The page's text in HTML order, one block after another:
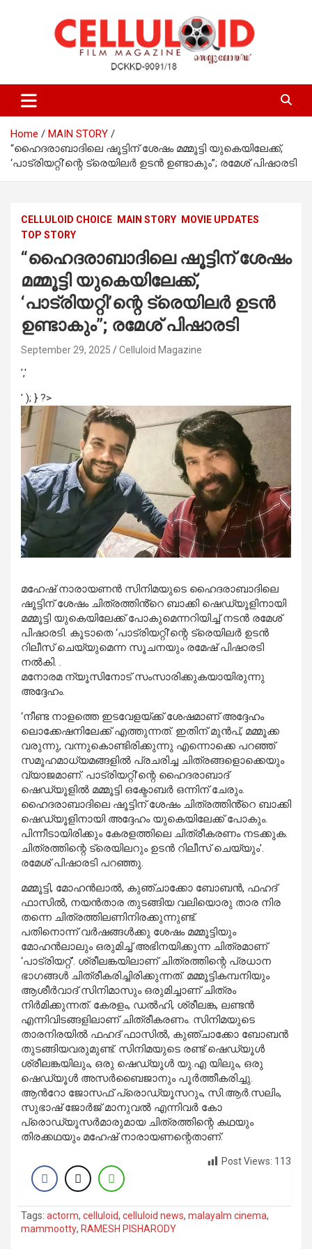
celluloid
Home
MAIN STORY
“ഹൈദരാബാദിലെ ഷൂട്ടിന് ശേഷം മമ്മൂട്ടി യുകെയിലേക്ക്,
‘പാട്രിയറ്റി’ന്റെ ട്രെയിലർ ഉടൻ ഉണ്ടാകും”; രമേശ് പിഷാരടി
CELLULOID CHOICE MAIN STORY
MOVIE UPDATES
TOP STORY
“ഹൈദരാബാദിലെ ഷൂട്ടിന് ശേഷം
മമ്മൂട്ടി യുകെയിലേക്ക്,
‘പാട്രിയറ്റി’ന്റെ ട്രെയിലർ ഉടൻ
ഉണ്ടാകും”; രമേശ് പിഷാരടി
September 29, 2025 Celluloid Magazine
','
' ); } ?>
മഹേഷ് നാരായണൻ സിനിമയുടെ ഹൈദരാബാദിലെ
ഷൂട്ടിന് ശേഷം ചിത്രത്തിൻ്റെ ബാക്കി ഷെഡ്യൂളിനായി
മമ്മൂട്ടി യുകെയിലേക്ക് പോകുമെന്നറിയിച്ച് നടൻ രമേശ്
പിഷാരടി. കൂടാതെ ‘പാട്രിയറ്റി’ന്റെ ട്രെയിലർ ഉടൻ
റിലീസ് ചെയ്യുമെന്ന സൂചനയും രമേഷ് പിഷാരടി
നൽകി. .
മനോരമ ന്യൂസിനോട് സംസാരിക്കുകയായിരുന്നു
അദ്ദേഹം.
‘നീണ്ട നാളത്തെ ഇടവേളയ്ക്ക് ശേഷമാണ് അദ്ദേഹം
ലൊക്കേഷനിലേക്ക് എത്തുന്നത്. ഇതിന് മുൻപ്, മമ്മൂക്ക
വരുന്നു, വന്നുകൊണ്ടിരിക്കുന്നു എന്നൊക്കെ പറഞ്ഞ്
സമൂഹമാധ്യമങ്ങളിൽ പ്രചരിച്ച ചിത്രങ്ങളൊക്കെയും
വ്യാജമാണ്. പാട്രിയറ്റി’ന്റെ ഹൈദരാബാദ്
ഷെഡ്യൂളിൽ മമ്മൂട്ടി ഒക്ടോബർ ഒന്നിന് ചേരും.
ഹൈദരാബാദിലെ ഷൂട്ടിന് ശേഷം ചിത്രത്തിൻ്റെ ബാക്കി
ഷെഡ്യൂളിനായി അദ്ദേഹം യുകെയിലേക്ക് പോകും.
പിന്നീടായിരിക്കും കേരളത്തിലെ ചിത്രീകരണം നടക്കുക.
ചിത്രത്തിന്റെ ട്രെയിലറും ഉടൻ റിലീസ് ചെയ്യും’.
രമേശ് പിഷാരടി പറഞ്ഞു.
മമ്മൂട്ടി, മോഹൻലാൽ, കുഞ്ചാക്കോ ബോബൻ, ഫഹദ്
ഫാസിൽ, നയൻതാര തുടങ്ങിയ വലിയൊരു താര നിര
തന്നെ ചിത്രത്തിലണിനിരക്കുന്നുണ്ട്.
പതിനൊന്ന് വർഷങ്ങൾക്കു ശേഷം മമ്മൂട്ടിയും
മോഹൻലാലും ഒരുമിച്ച് അഭിനയിക്കുന്ന ചിത്രമാണ്
‘പാട്രിയറ്റ്’. ശ്രീലങ്കയിലാണ് ചിത്രത്തിന്റെ പ്രധാന
ഭാഗങ്ങൾ ചിത്രീകരിച്ചിരിക്കുന്നത്. മമ്മൂട്ടികമ്പനിയും
ആശീർവാദ് സിനിമാസും ഒരുമിച്ചാണ് ചിത്രം
നിർമിക്കുന്നത്. കേരളം, ഡൽഹി, ശ്രീലങ്ക, ലണ്ടൻ
എന്നിവിടങ്ങളിലാണ് ചിത്രീകരണം. സിനിമയുടെ
താരനിരയിൽ ഫഹദ് ഫാസിൽ, കുഞ്ചാക്കോ ബോബൻ
തുടങ്ങിയവരുമുണ്ട്. സിനിമയുടെ രണ്ട് ഷെഡ്യൂൾ
ശ്രീലങ്കയിലും, ഒരു ഷെഡ്യൂൾ യു.എ യിലും, ഒരു
ഷെഡ്യൂൾ അസർബൈജാനും പൂർത്തീകരിച്ചു.
ആൻറോ ജോസഫ് പ്രൊഡ്യൂസറും, സി.ആർ.സലിം,
സുഭാഷ് ജോർജ് മാനുവൽ എന്നിവർ കോ
പ്രൊഡ്യൂസർമാരുമായ ചിത്രത്തിന്റെ കഥയും
തിരക്കഥയും മഹേഷ് നാരായണന്റെതാണ്.
Post Views: 113
Tags: actorm, celluloid, celluloid news, malayalm cinema,
mammootty, RAMESH PISHARODY